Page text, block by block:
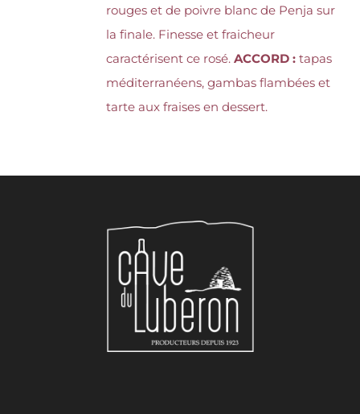
rouges et de poivre blanc de Penja sur
la finale. Finesse et fraicheur
caractérisent ce rosé. ACCORD :tapas
méditerranéens, gambas flambées et
tarte aux fraises en dessert.